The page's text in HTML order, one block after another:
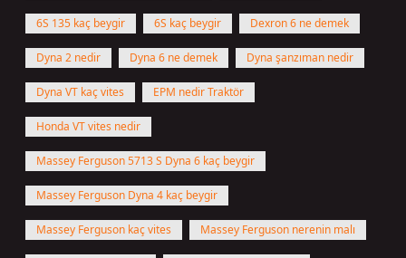
6S 135 kaç beygir 6S kaç beygir Dexron 6 ne demek
Dyna 2 nedir Dyna 6 ne demek Dyna şanzıman nedir
Dyna VT kaç vites EPM nedir Traktör
Honda VT vites nedir
Massey Ferguson 5713 S Dyna 6 kaç beygir
Massey Ferguson Dyna 4 kaç beygir
Massey Ferguson kaç vites Massey Ferguson nerenin malı